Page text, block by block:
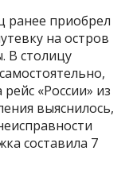
ранее приобрел
на остров
В столицу
«России» из
выяснилось,
составила 7